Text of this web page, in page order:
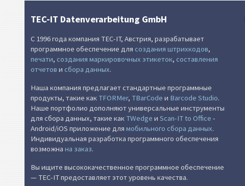
TEC-IT Datenverarbeitung GmbH
С 1996 года компания TEC-IT, Австрия, разрабатывает
программное обеспечение для создания штрихкодов,
печати, создания маркировочных этикеток, составления
отчетов и сбора данных.
Наша компания предлагает стандартные программные
продукты, такие как TFORMer, TBarCode и Barcode Studio.
Наше портфолио дополняют универсальные инструменты
для сбора данных, такие как TWedge и Scan-IT to Office -
Android/iOS приложение для мобильного сбора данных.
Индивидуальная разработка программного обеспечения
возможна на заказ.
Вы ищите высококачественное программное обеспечение
— TEC-IT предоставляет этот уровень качества.